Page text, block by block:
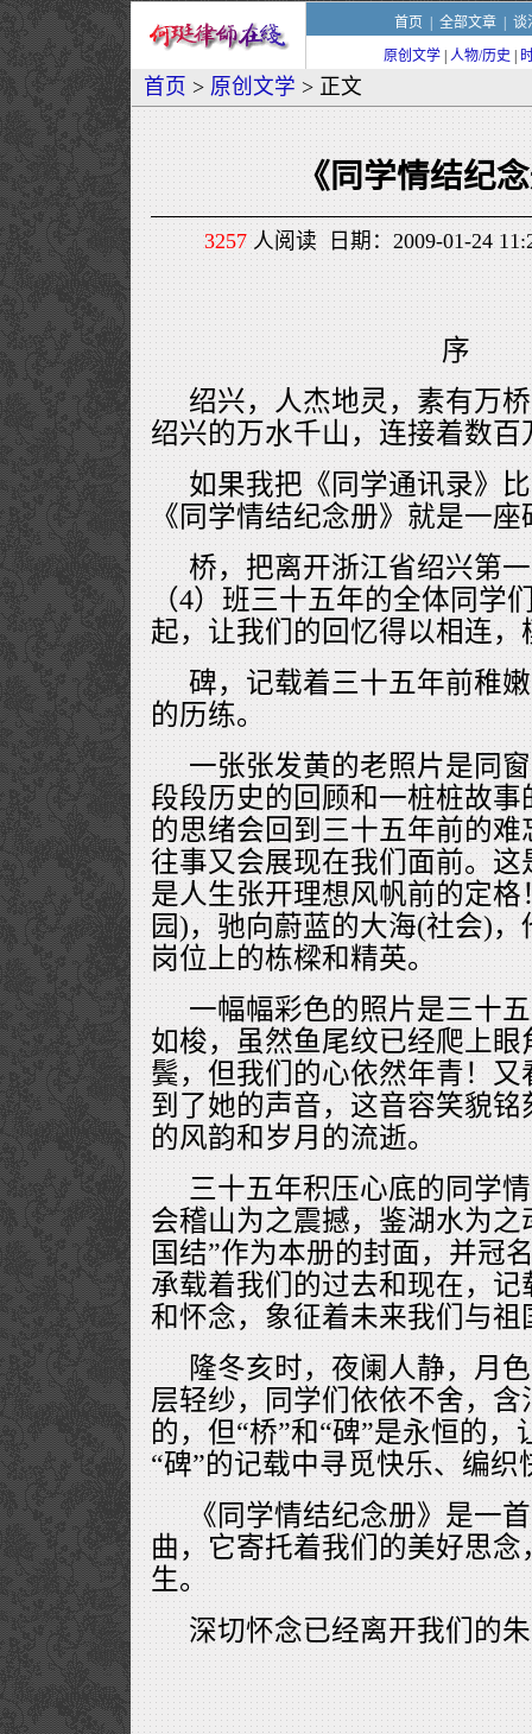
首页 全部文章| 谈
原创文学 人物/历史
首页 > 原创文学 > 正文
《同学情结纪
3257人阅读 日期：2009-01-24
序
绍兴，人杰地灵，素有万
绍兴的万水千山，连接着数百
如果我把《同学通讯录》
《同学情结纪念册》就是一座
桥，把离开浙江省绍兴第
（4）班三十五年的全体同学
起，让我们的回忆得以相连
碑，记载着三十五年前稚
的历练。
一张张发黄的老照片是同
段段历史的回顾和一桩桩故
的思绪会回到三十五年前的
往事又会展现在我们面前。
是人生张开理想风帆前的定
园)，驰向蔚蓝的大海(社会)
岗位上的栋樑和精英。
一幅幅彩色的照片是三十
如梭，虽然鱼尾纹已经爬上
鬓，但我们的心依然年青！
到了她的声音，这音容笑貌
的风韵和岁月的流逝。
三十五年积压心底的同学
会稽山为之震撼，鉴湖水为之
国结”作为本册的封面，并冠
承载着我们的过去和现在，
和怀念，象征着未来我们与祖
隆冬亥时，夜阑人静，月
层轻纱，同学们依依不舍，
的，但“桥”和“碑”是永恒的，
“碑”的记载中寻觅快乐、编织
《同学情结纪念册》是一
曲，它寄托着我们的美好思
生。
深切怀念已经离开我们的